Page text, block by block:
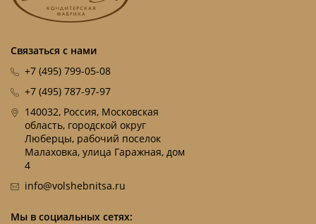
Связаться с нами
+7 (495) 799-05-08
+7 (495) 787-97-97
140032, Россия, Московская
область, городской округ
Люберцы, рабочий поселок
Малаховка, улица Гаражная, дом
4
info@volshebnitsa.ru
Мы в социальных сетях: